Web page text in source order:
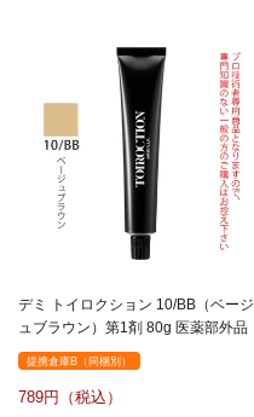
デミ トイロクション 10/BB（ベージ
ュブラウン）第1剤 80g 医薬部外品
提携倉庫B（同梱別）
789